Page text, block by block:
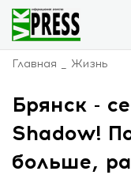
Главная Жизнь
Брянск -
Shadow!
больше,